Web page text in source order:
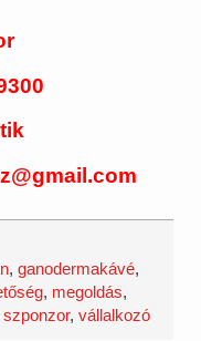
,ganodermakávé,
, megoldás,
szponzor,vállalkozó